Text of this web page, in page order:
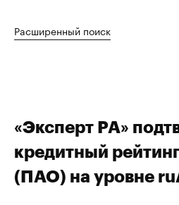
Расширенный поиск
«Эксперт РА»
кредитный
(ПАО) на уровне